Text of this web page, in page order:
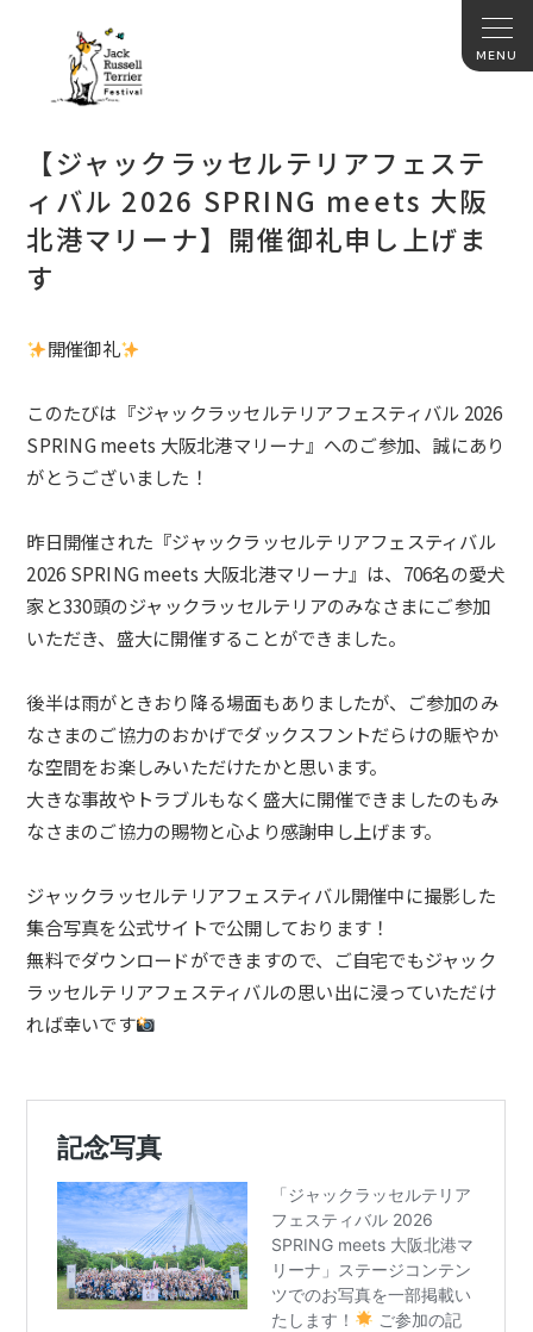
【ジャックラッセルテリアフェステ
ィバル 2026 SPRING meets 大阪
北港マリーナ】開催御礼申し上げま
す
開催御礼
このたびは『ジャックラッセルテリアフェスティバル 2026
SPRING meets 大阪北港マリーナ』へのご参加、誠にあり
がとうございました！
昨日開催された『ジャックラッセルテリアフェスティバル
2026 SPRING meets 大阪北港マリーナ』は、706名の愛犬
家と330頭のジャックラッセルテリアのみなさまにご参加
いただき、盛大に開催することができました。
後半は雨がときおり降る場面もありましたが、ご参加のみ
なさまのご協力のおかげでダックスフントだらけの賑やか
な空間をお楽しみいただけたかと思います。
大きな事故やトラブルもなく盛大に開催できましたのもみ
なさまのご協力の賜物と心より感謝申し上げます。
ジャックラッセルテリアフェスティバル開催中に撮影した
集合写真を公式サイトで公開しております！
無料でダウンロードができますので、ご自宅でもジャック
ラッセルテリアフェスティバルの思い出に浸っていただけ
れば幸いです